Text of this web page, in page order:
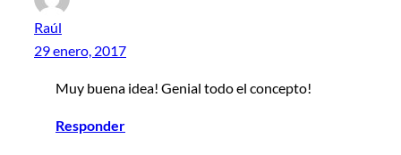
Raúl
29 enero, 2017
Muy buena idea! Genial todo el concepto!
Responder